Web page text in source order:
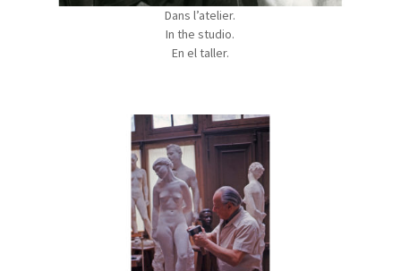
Dans l’atelier.
In the studio.
En el taller.